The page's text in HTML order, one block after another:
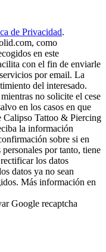
de Privacidad.
como
en este
con el fin de enviarle
por email. La
del interesado.
no solicite el cese
en los casos en que
Calipso Tattoo & Piercing
la información
sobre si en
por tanto, tiene
los datos
datos ya no sean
Más información en
Google recaptcha